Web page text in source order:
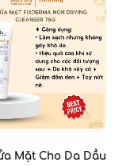
Mặt Cho Da Dầu